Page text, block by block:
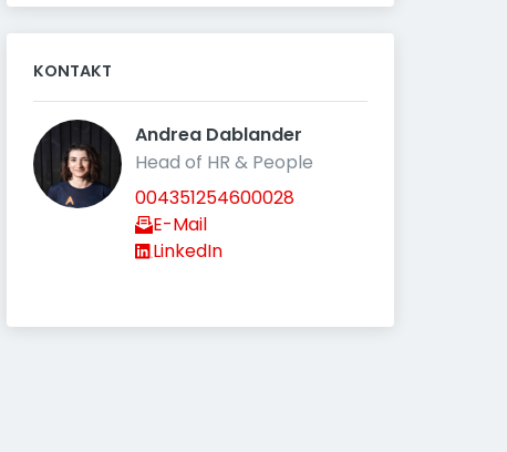
KONTAKT
Andrea Dablander
Head of HR & People
004351254600028
E-Mail
LinkedIn